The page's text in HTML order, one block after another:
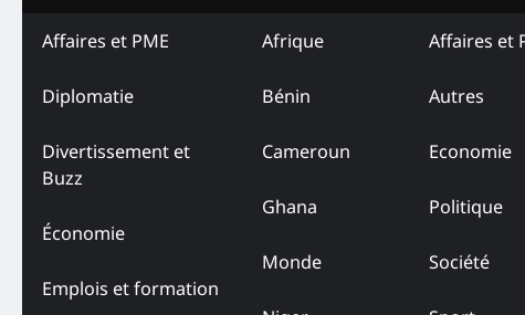
Affaires et PME
Diplomatie
Divertissement et
Buzz
Économie
Emplois et formation
Afrique
Bénin
Cameroun
Ghana
Monde
Affaires et
Autres
Economie
Politique
Société
Tag:CELI d’Akébou